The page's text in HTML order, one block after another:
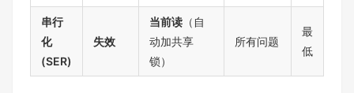
串行
化
(SER)
失效
当前读 （自
动加共享
锁）
所有问题
最
低